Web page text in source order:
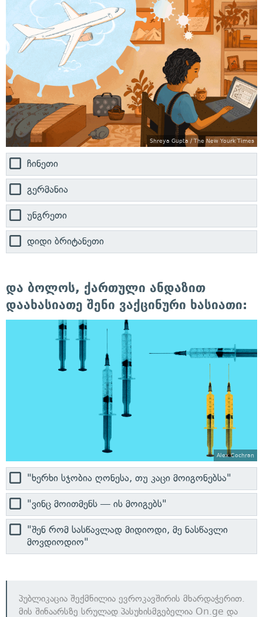
Shreya Gupta / The New Yourk Times
ჩინეთი
გერმანია
უნგრეთი
დიდი ბრიტანეთი
და ბოლოს, ქართული ანდაზით
დაახასიათე შენი ვაქცინური ხასიათი:
Alex Cochran
"ხერხი სჯობია ღონესა, თუ კაცი მოიგონებსა"
"ვინც მოითმენს — ის მოიგებს"
"შენ რომ სასწავლად მიდიოდი, მე ნასწავლი
მოვდიოდიო"
პუბლიკაცია შექმნილია ევროკავშირის მხარდაჭერით.
მის შინაარსზე სრულად პასუხისმგებელია On.ge და